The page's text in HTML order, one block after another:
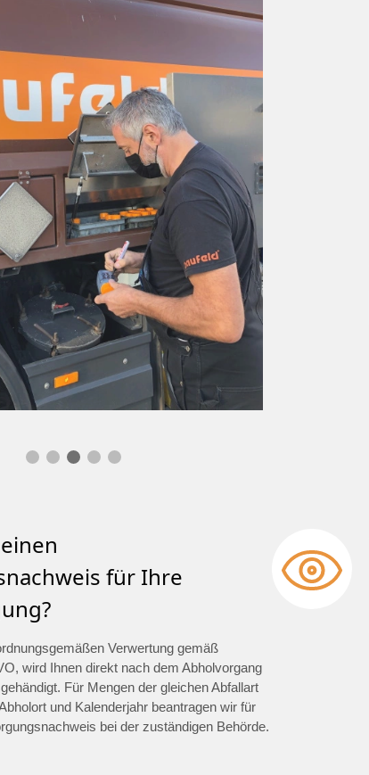
für Ihre
Verwertung gemäß
wird Ihnen direkt nach dem Abholvorgang
Für Mengen der gleichen Abfallart
und Kalenderjahr beantragen wir für
bei der zuständigen Behörde.